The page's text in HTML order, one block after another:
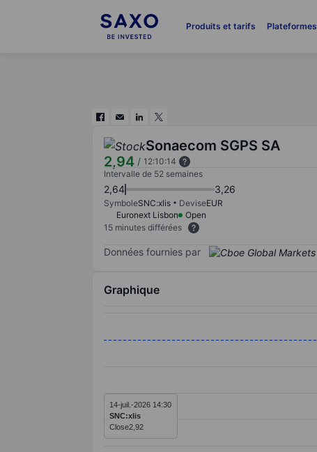
Produits et tarifs Plateformes
Sonaecom SGPS SA
2,94 / 12:10:14
Intervalle de 52 semaines
2,64 3,26
SymboleSNC:xlis DeviseEUR
Euronext Lisbon
Open
15 minutes différées
Données fournies par
Graphique
14-juil.-2026 14:30
SNC:xlis
Close2,92